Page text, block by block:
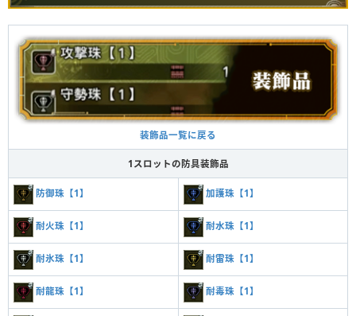
装飾品一覧に戻る
1スロットの防具装飾品
防御珠【1】 加護珠【1】
耐火珠【1】 耐水珠【1】
耐氷珠【1】 耐雷珠【1】
耐龍珠【1】 耐毒珠【1】